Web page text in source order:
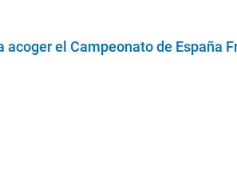
acoger el Campeonato de España